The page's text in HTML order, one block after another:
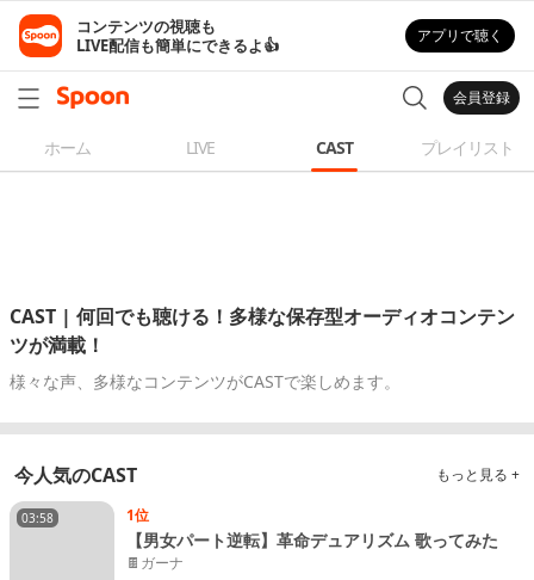
コンテンツの視聴も
LIVE配信も簡単にできるよ👍
アプリで聴く
会員登録
ホーム LIVE CAST プレイリスト
CAST | 何回でも聴ける！多様な保存型オーディオコンテン
ツが満載！
様々な声、多様なコンテンツがCASTで楽しめます。
今人気のCAST もっと見る +
03:58 1位
【男女パート逆転】革命デュアリズム 歌ってみた
🍫ガーナ